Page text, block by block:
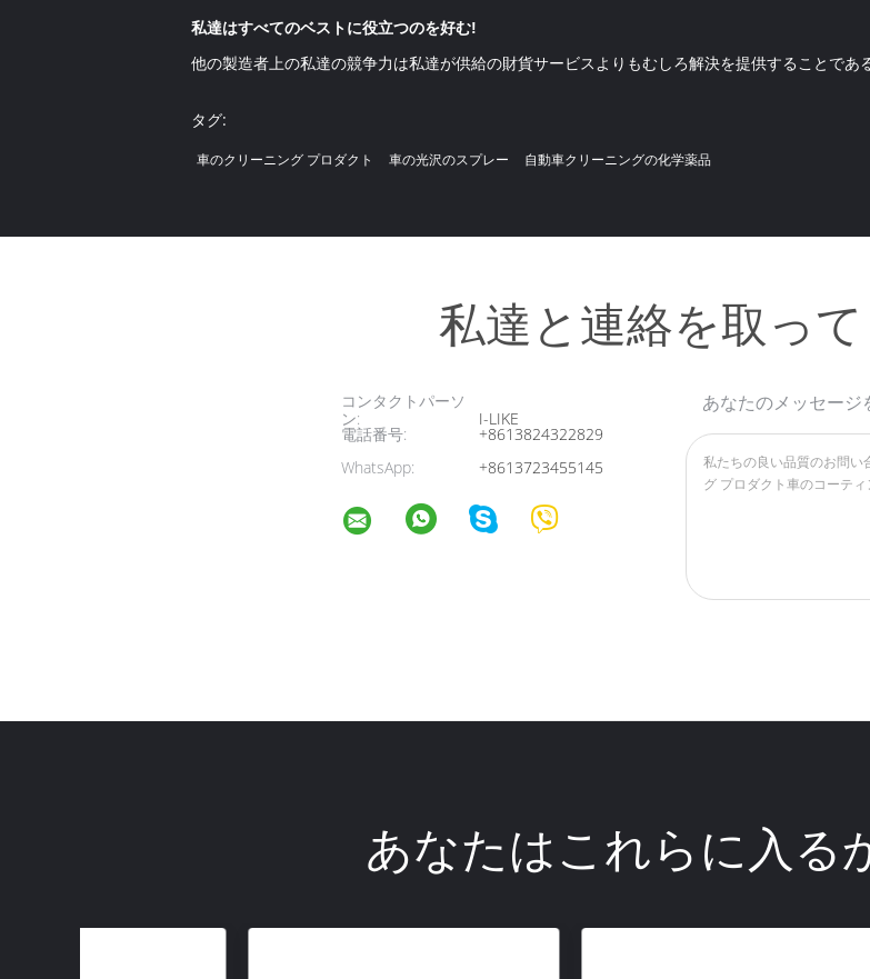
私達はすべてのベストに役立つのを好む!
他の製造者上の私達の競争力は私達が供給の財貨サービスよりもむしろ解決を提供することであ
タグ:
車のクリーニング プロダクト 車の光沢のスプレー 自動車クリーニングの化学薬品
私達と連絡を取っ
コンタクトパーソ
ン:
I-LIKE
電話番号:
+8613824322829
WhatsApp:
+8613723455145
あなたのメッセージ
あなたはこれらに入る